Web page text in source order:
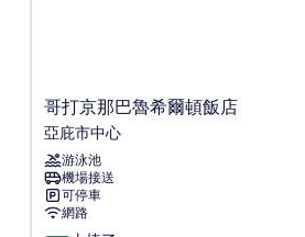
哥
打
京
那
巴
魯
希
哥打京那巴魯希爾頓飯店
亞庇市中心
游泳池
機場接送
可停車
網路